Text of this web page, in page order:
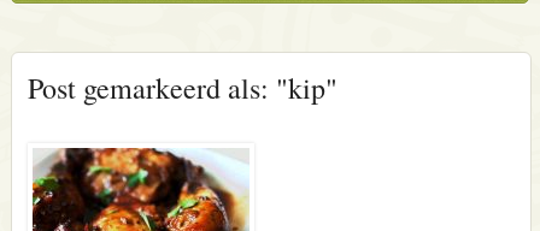
Post gemarkeerd als: "kip"